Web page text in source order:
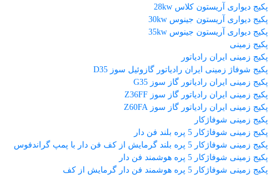
پکیج دیواری آریستون کلاس 28kw
پکیج دیواری آریستون جینوس 30kw
پکیج دیواری آریستون جینوس 35kw
پکیج زمینی
پکیج زمینی ایران رادیاتور
پکیج شوفاژ زمینی ایران رادیاتور گازوئیل سوز D35
پکیج زمینی ایران رادیاتور گاز سوز G35
پکیج زمینی ایران رادیاتور گاز سوز Z36FF
پکیج زمینی ایران رادیاتور گاز سوز Z60FA
پکیج زمینی شوفاژکار
پکیج زمینی شوفاژکار 5 پره بلند فن دار
پکیج زمینی شوفاژکار 5 پره بلند گرمایش از کف فن دار با پمپ گراندفوس
پکیج زمینی شوفاژکار 5 پره هوشمند فن دار
پکیج زمینی شوفاژکار 5 پره هوشمند فن دار گرمایش از کف